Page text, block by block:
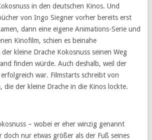
in den deutschen Kinos. Und
von Ingo Siegner vorher bereits erst
dann eine eigene Animations-Serie und
Kinofilm, schien es beinahe
kleine Drache Kokosnuss seinen Weg
finden würde. Auch deshalb, weil der
war. Filmstarts schreibt von
die der kleine Drache in die Kinos lockte.
– wobei er eher winzig genannt
doch nur etwas größer als der Fuß seines